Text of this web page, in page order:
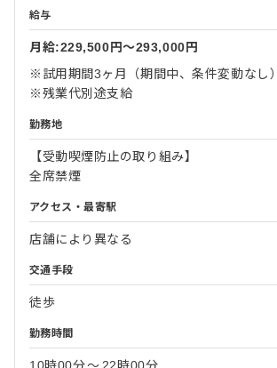
給与
月給:229,500円〜293,000円
※試用期間3ヶ月（期間中、条件変動なし）
※残業代別途支給
勤務地
【受動喫煙防止の取り組み】
全席禁煙
アクセス・最寄駅
店舗により異なる
交通手段
徒歩
勤務時間